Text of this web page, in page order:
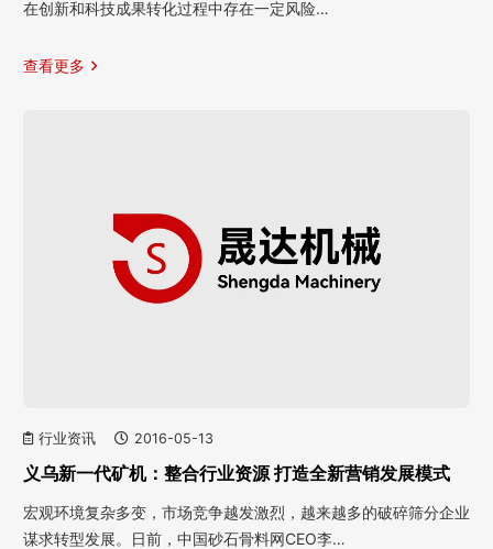
在创新和科技成果转化过程中存在一定风险…
查看更多
行业资讯 2016-05-13
义乌新一代矿机：整合行业资源 打造全新营销发展模式
宏观环境复杂多变，市场竞争越发激烈，越来越多的破碎筛分企业
谋求转型发展。日前，中国砂石骨料网CEO李…